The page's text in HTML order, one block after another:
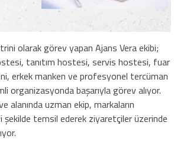
olarak görev yapan Ajans Vera ekibi;
tanıtım hostesi, servis hostesi, fuar
erkek manken ve profesyonel tercüman
organizasyonda başarıyla görev alıyor.
alanında uzman ekip, markaların
şekilde temsil ederek ziyaretçiler üzerinde